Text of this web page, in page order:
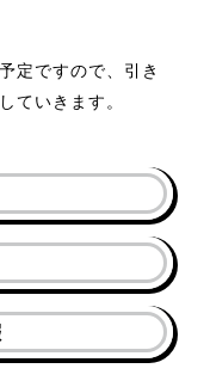
定ですので、引き
ていきます。